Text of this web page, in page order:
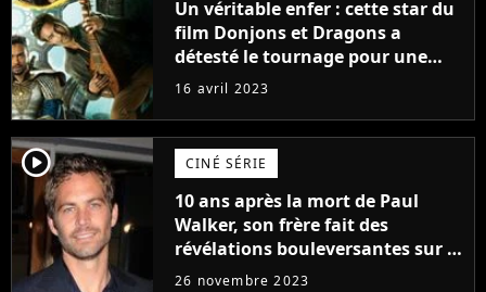
Un véritable enfer : cette star du
film Donjons et Dragons a
détesté le tournage pour une
raison très spéciale
16 avril 2023
player2 CINÉ SÉRIE
10 ans après la mort de Paul
Walker, son frère fait des
révélations bouleversantes sur la
réaction des acteurs de Fast and
26 novembre 2023